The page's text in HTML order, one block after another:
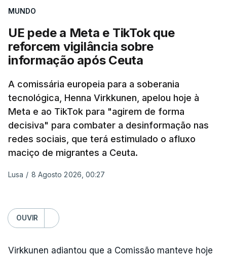
20 instalações pertencentes à Wildberries --- uma
plataforma de comércio online muito popular,
frequentemente chamada de "Amazon russa" ---
anexada.
Os primeiros ataques, ocorridos na noite de 17 para
18 de julho, fizeram oito mortos e quase 90 feridos
em instalações nas regiões de Moscovo e Tambov
(centro-oeste).
Desde então, ataques de drones ucranianos
(noroeste), Simferopol (na Crimeia), Krasnodar e
Volgogrado (sul) e também Samara (na margem
MUNDO
UE pede a Meta e TikTok que
reforcem vigilância sobre
informação após Ceuta
A comissária europeia para a soberania
tecnológica, Henna Virkkunen, apelou hoje à
Meta e ao TikTok para "agirem de forma
decisiva" para combater a desinformação nas
redes sociais, que terá estimulado o afluxo
maciço de migrantes a Ceuta.
Lusa / 8 Agosto 2026, 00:27
OUVIR
Virkkunen adiantou que a Comissão manteve hoje